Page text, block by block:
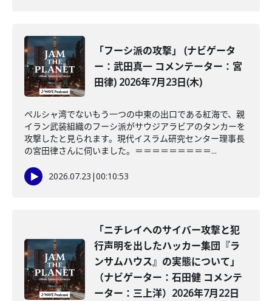
「フーシ派の攻撃」 (ナビゲータ
ー：武田真一 コメンテーター：宮
田律) 2026年7月23日(木)
ペルシャ湾でないもう一つの中東の出口である紅海で、親
イラン武装組織のフーシ派がサウジアラビアのタンカーを
攻撃したと見られます。現代イスラム研究センター理事長
の宮田律さんに伺いました。＝＝＝＝＝＝＝＝＝...
2026.07.23 |00:10:53
「ニチレイへのサイバー攻撃と犯
行声明を出したハッカー集団『ラ
ンサムハウス』の実態について」
（ナビゲーター：石田健 コメンテ
ーター：三上洋）2026年7月22日